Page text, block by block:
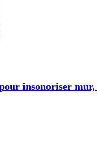
insonoriser